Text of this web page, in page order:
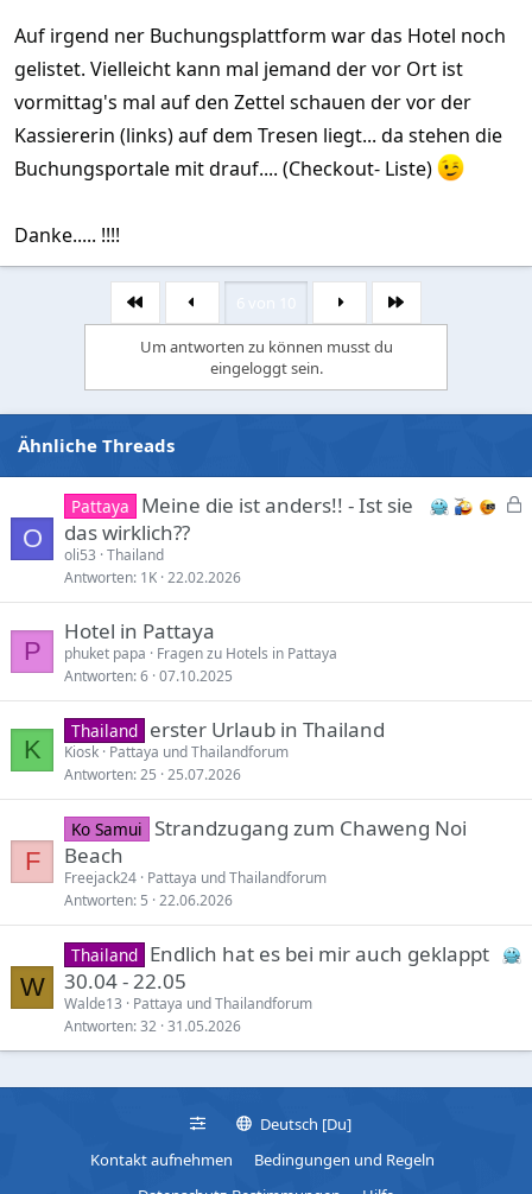
Auf irgend ner Buchungsplattform war das Hotel noch
gelistet. Vielleicht kann mal jemand der vor Ort ist
vormittag's mal auf den Zettel schauen der vor der
Kassiererin (links) auf dem Tresen liegt... da stehen die
Buchungsportale mit drauf.... (Checkout- Liste)
Danke..... !!!!
Erste
Letzte
Um antworten zu können musst du
eingeloggt sein.
Ähnliche Threads
O
e
Pattaya
Meine die ist anders!! - Ist sie
das wirklich??
oli53 Thailand
Antworten 1K 22.02.2026
P
Hotel in Pattaya
phuket papa
Fragen zu Hotels in Pattaya
Antworten 6 07.10.2025
K
Thailand erster Urlaub in Thailand
Kiosk Pattaya und Thailandforum
Antworten 25 25.07.2026
F
Ko Samui
Strandzugang zum Chaweng Noi
Beach
Freejack24 Pattaya und Thailandforum
Antworten 5 22.06.2026
W
Thailand Endlich hat es bei mir auch geklappt
30.04 - 22.05
Walde13
Pattaya und Thailandforum
Antworten 32 31.05.2026
Deutsch [Du]
Kontakt aufnehmen
Bedingungen und Regeln